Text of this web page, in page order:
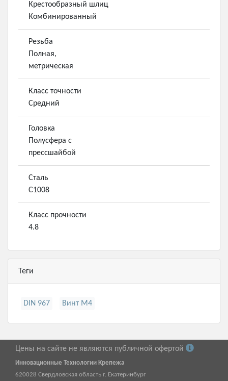
Крестообразный шлиц
Комбинированный
Резьба
Полная,
метрическая
Класс точности
Средний
Головка
Полусфера с
прессшайбой
Сталь
С1008
Класс прочности
4.8
Теги
DIN 967 Винт М4
Цены на сайте не являются публичной офертой
Инновационные Технологии Крепежа
620028 Свердловская область г. Екатеринбург